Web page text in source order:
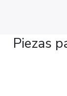
Piezas